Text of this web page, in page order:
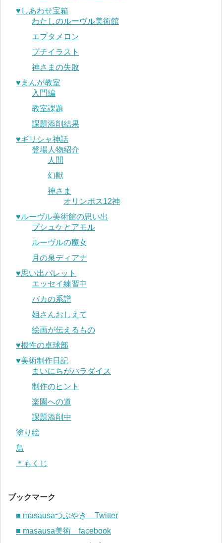
♥︎しあわせ宝箱
わたしのルーヴル美術館
エプタメロン
プチイラスト
神さまの失敗
♥︎まんが教室
入門編
教室課題
課題添削結果
♥︎ギリシャ神話
登場人物紹介
人間
幻獣
神さま
オリンポス12神
♥︎ルーヴル美術館の思い出
プシュケとアモル
ルーヴルの魔女
月の泉ディアナ
♥︎思い出パレット
エッセイ練習中
バカの系譜
姐さんおしえて
絵画が伝えるもの
♥︎根性の卓球部
♥︎美術制作日記
まいにちがパラダイス
制作のヒント
楽園への道
課題添削中
塗り絵
鳥
＊もくじ
ブックマーク
■ masausaつぶやき Twitter
■ masausa美術 facebook